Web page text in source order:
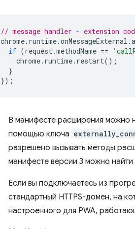
// message handler - extension
chrome. runtime.onMessageExternal .
if (request.methodName ==
chrome. runtime. restart();
}
});
В манифесте расширения можно
помощью ключа
разрешено вызывать методы
манифесте версии 3 можно найти
Если вы подключаетесь из
стандартный HTTPS-домен, на
настроенного для PWA,